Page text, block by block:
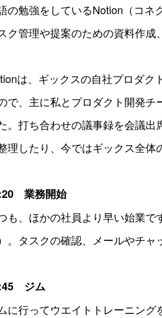
の勉強をしているNotion（コネ
ク管理や提案のための資料作成
は、ギックスの自社プロダク
で、主に私とプロダクト開発
。打ち合わせの議事録を会議
理したり、今ではギックス全体
業務開始
も、ほかの社員より早い始業
。タスクの確認、メールやチャ
ジム
に行ってウエイトトレーニン